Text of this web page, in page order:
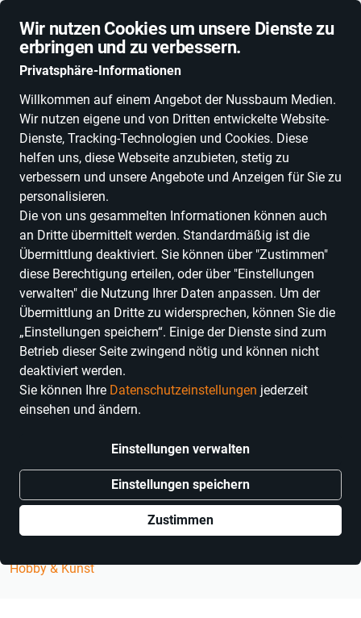
Wir nutzen Cookies um unsere Dienste zu
erbringen und zu verbessern.
Privatsphäre-Informationen
Willkommen auf einem Angebot der Nussbaum Medien.
Wir nutzen eigene und von Dritten entwickelte Website-
Dienste, Tracking-Technologien und Cookies. Diese
helfen uns, diese Webseite anzubieten, stetig zu
verbessern und unsere Angebote und Anzeigen für Sie zu
personalisieren.
Die von uns gesammelten Informationen können auch
an Dritte übermittelt werden. Standardmäßig ist die
Übermittlung deaktiviert. Sie können über "Zustimmen"
diese Berechtigung erteilen, oder über "Einstellungen
verwalten" die Nutzung Ihrer Daten anpassen. Um der
Übermittlung an Dritte zu widersprechen, können Sie die
„Einstellungen speichern“. Einige der Dienste sind zum
Betrieb dieser Seite zwingend nötig und können nicht
deaktiviert werden.
Sie können Ihre Datenschutzeinstellungen jederzeit
einsehen und ändern.
Einstellungen verwalten
Einstellungen speichern
Zustimmen
ALLE KATEGORIEN NEUHEITEN DEALS ESSEN, TRINKEN &
Einkaufen in Baden-Württemberg Kunst & Unterhaltung
Hobby &
Kunst
Musikinstrumente Holzblasinstrumente Blockflöten
Blockflöten
ALLE FILTER
Anhand der von dir verwendeten Filter konnten keine
Suchergebnisse gefunden werden.
Ähnliche Kategorien
Okarinas
Saxophone
Hobby & Kunst